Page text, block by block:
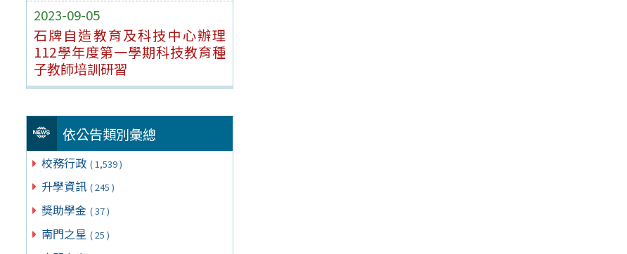
2023-09-05
石牌自造教育及科技中心辦理
112學年度第一學期科技教育種
子教師培訓研習
依公告類別彙總
校務行政 ( 1,539 )
升學資訊 ( 245 )
獎助學金 ( 37 )
南門之星 ( 25 )